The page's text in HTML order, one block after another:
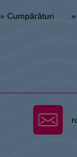
» Cumpărături